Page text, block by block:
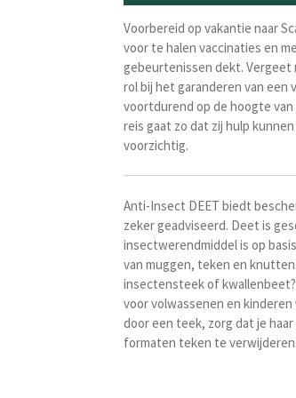
Voorbereid op vakantie naar
voor te halen vaccinaties en
gebeurtenissen dekt. Vergeet
rol bij het garanderen van een
voortdurend op de hoogte van
reis gaat zo dat zij hulp
voorzichtig.
Anti-Insect DEET biedt
zeker geadviseerd. Deet is
insectwerendmiddel is op
van muggen, teken en knutten.
insectensteek of kwallenbeet?
voor volwassenen en kinderen
door een teek, zorg dat je
formaten teken te verwijderen.